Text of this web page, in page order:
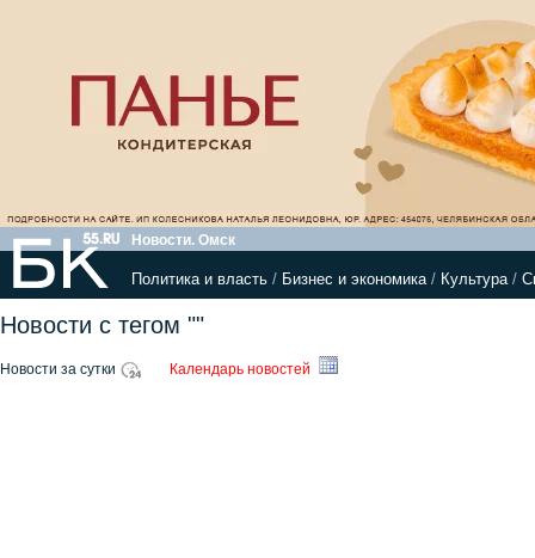
Новости. Омск
Политика и власть / Бизнес и экономика/ Культура/
Новости с тегом ""
Новости за сутки Календарь новостей